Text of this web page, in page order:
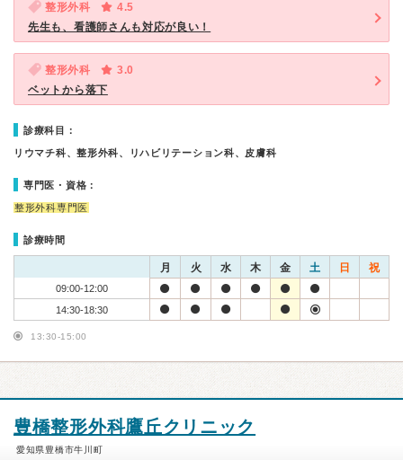
整形外科
4.5
先生も、看護師さんも対応が良い！
整形外科
3.0
ベットから落下
診療科目：
リウマチ科、整形外科、リハビリテーション科、皮膚科
専門医・資格：
整形外科専門医
診療時間
月 火 水 木 金 土 日 祝
09:00-12:00
14:30-18:30
13:30-15:00
豊橋整形外科鷹丘クリニック
愛知県豊橋市牛川町